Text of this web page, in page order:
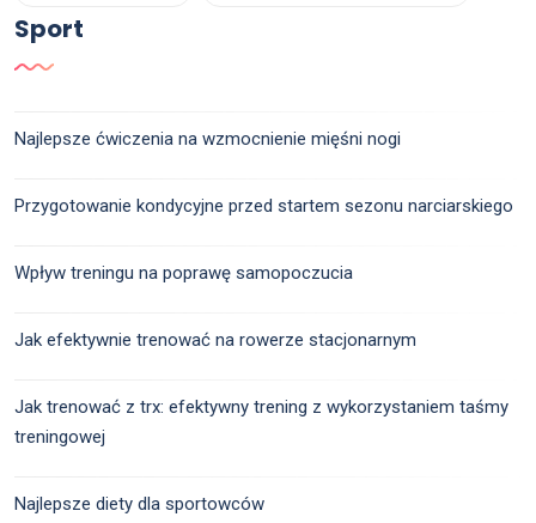
Sport
Najlepsze ćwiczenia na wzmocnienie mięśni nogi
Przygotowanie kondycyjne przed startem sezonu narciarskiego
Wpływ treningu na poprawę samopoczucia
Jak efektywnie trenować na rowerze stacjonarnym
Jak trenować z trx: efektywny trening z wykorzystaniem taśmy
treningowej
Najlepsze diety dla sportowców